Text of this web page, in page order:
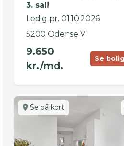
3. sal!
Ledig pr. 01.10.2026
5200 Odense V
9.650
kr./md.
Se bolig
Se på kort